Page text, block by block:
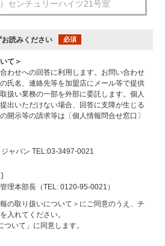
読みください 必須
て＞
わせへの回答に利用します。お問い合わせ
氏名、連絡先等を加盟店にメール等で提供
扱い業務の一部を外部に委託します。個人
出いただけない場合、回答に支障が生じる
開示等の請求等は〔個人情報問合せ窓口〕
ャパン TEL:03-3497-0021
本部長（TEL: 0120-95-0021）
の取り扱いについて＞にご同意のうえ、チ
入れてください。
ついて」に同意します。